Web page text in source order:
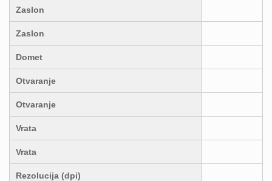
Zaslon
Zaslon
Domet
Otvaranje
Otvaranje
Vrata
Vrata
Rezolucija (dpi)